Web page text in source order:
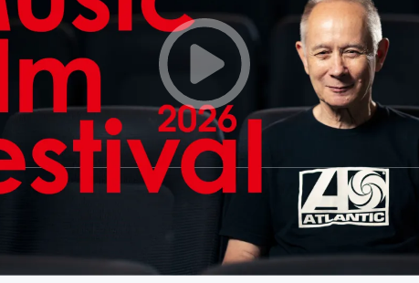
ビジネス・起業 チャレンジ
まちづくり・地域活性化
CAMPFIRE for
CAMPFIREふるさと